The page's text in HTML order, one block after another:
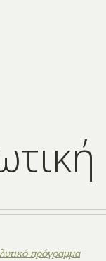
πρόγραμμα